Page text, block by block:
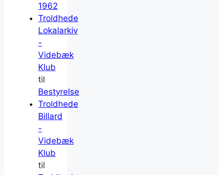
1962
Troldhede
Lokalarkiv
-
Videbæk
Klub
til
Bestyrelse
Troldhede
Billard
-
Videbæk
Klub
til